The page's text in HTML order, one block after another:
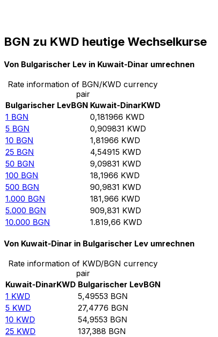
BGN zu KWD heutige Wechselkurse
Von Bulgarischer Lev in Kuwait-Dinar umrechnen
Rate information of BGN/KWD currency
pair
Bulgarischer LevBGN Kuwait-DinarKWD
1 BGN 0,181966 KWD
5 BGN 0,909831 KWD
10 BGN 1,81966 KWD
25 BGN 4,54915 KWD
50 BGN 9,09831 KWD
100 BGN 18,1966 KWD
500 BGN 90,9831 KWD
1.000 BGN 181,966 KWD
5.000 BGN 909,831 KWD
10.000 BGN 1.819,66 KWD
Von Kuwait-Dinar in Bulgarischer Lev umrechnen
Rate information of KWD/BGN currency
pair
Kuwait-DinarKWD Bulgarischer LevBGN
1 KWD 5,49553 BGN
5 KWD 27,4776 BGN
10 KWD 54,9553 BGN
25 KWD 137,388 BGN